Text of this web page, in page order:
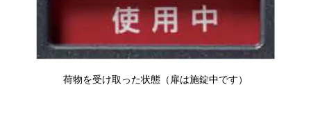
荷物を受け取った状態（扉は施錠中です）